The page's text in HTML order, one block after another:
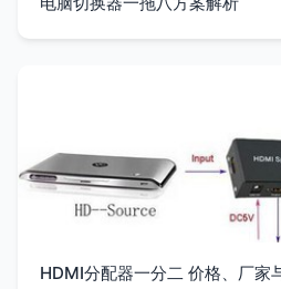
HDMI分配器一分二 价格、厂家